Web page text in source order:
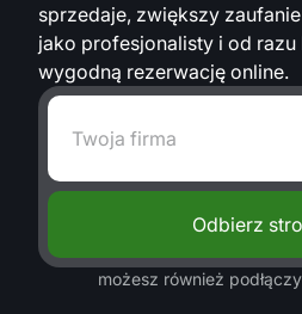
sprzedaje, zwiększy
jako profesjonalisty i od razu
wygodną rezerwację online.
Odbierz
możesz również